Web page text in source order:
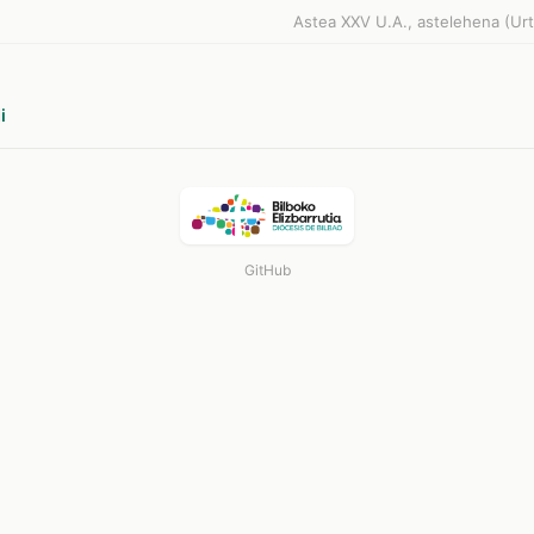
Astea XXV U.A., astelehena
GitHub